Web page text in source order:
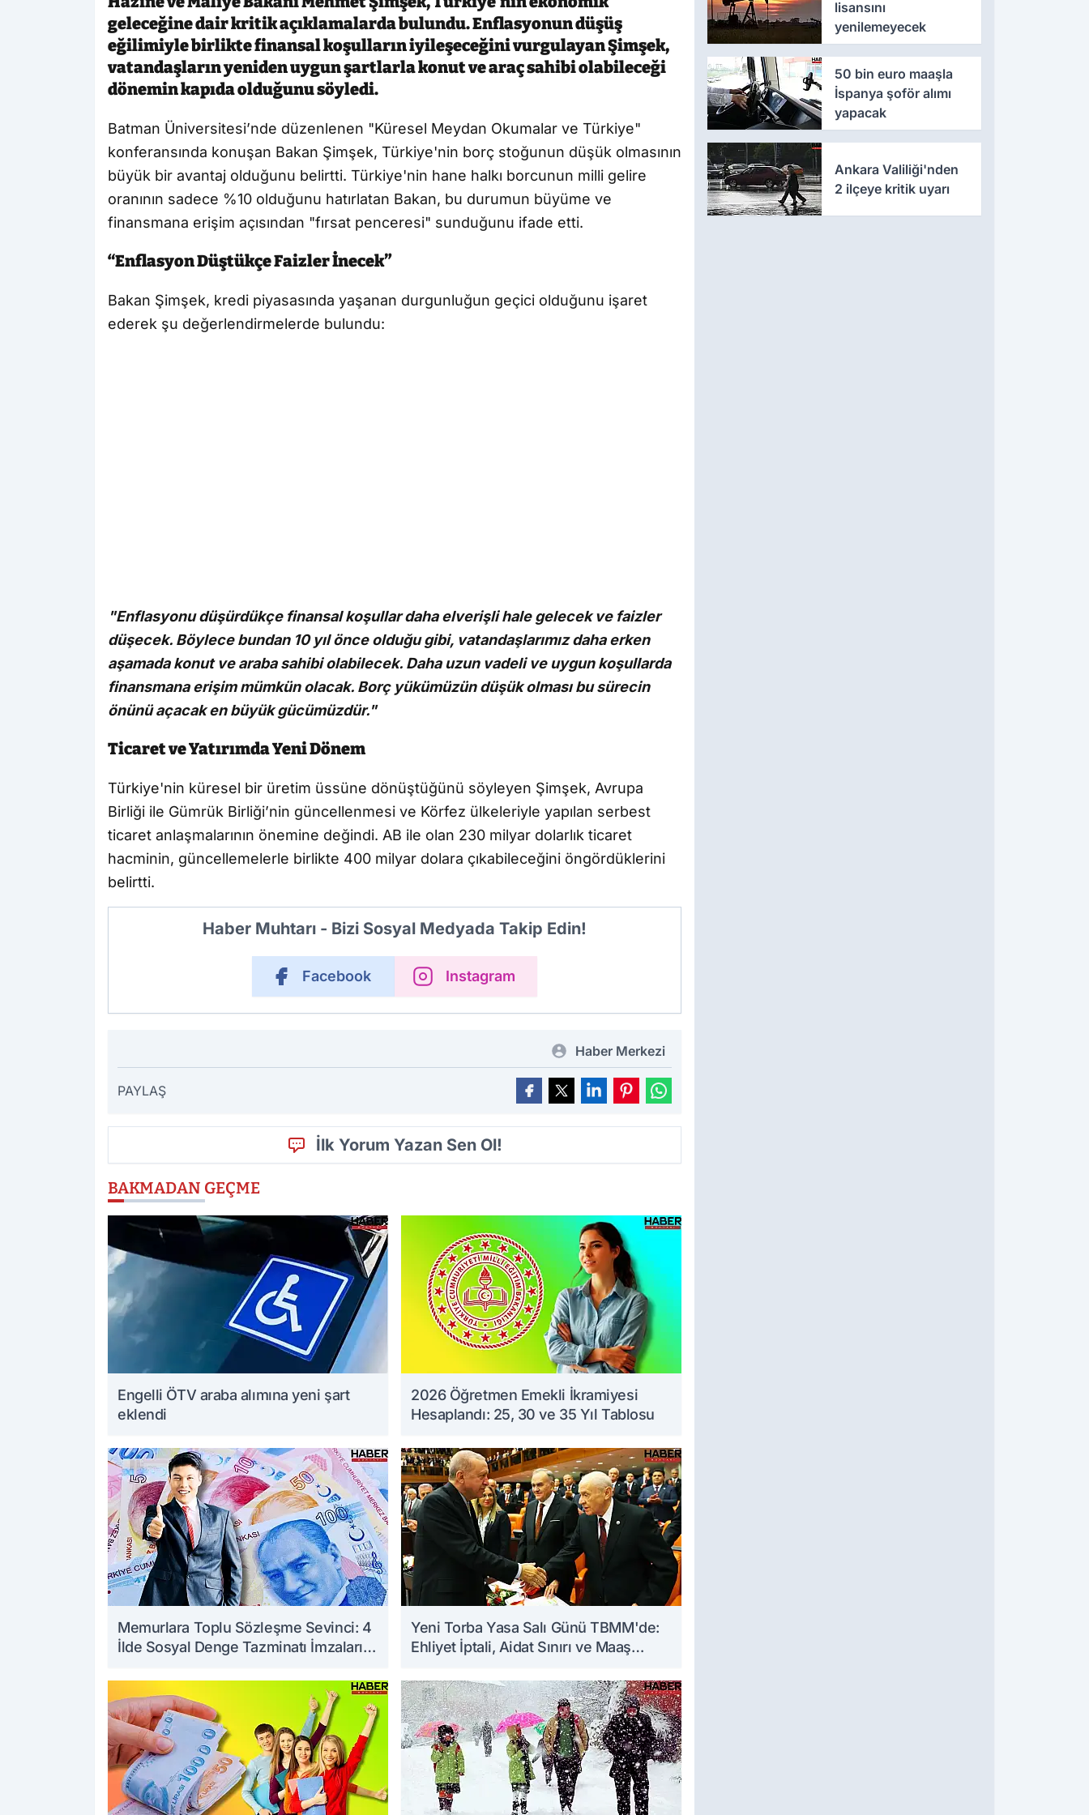
geleceğine dair kritik açıklamalarda bulundu. Enflasyonun düşüş
eğilimiyle birlikte finansal koşulların iyileşeceğini vurgulayan Şimşek,
vatandaşların yeniden uygun şartlarla konut ve araç sahibi olabileceği
dönemin kapıda olduğunu söyledi.
Batman Üniversitesi’nde düzenlenen "Küresel Meydan Okumalar ve Türkiye"
konferansında konuşan Bakan Şimşek, Türkiye'nin borç stoğunun düşük olmasının
büyük bir avantaj olduğunu belirtti. Türkiye'nin hane halkı borcunun milli gelire
oranının sadece %10 olduğunu hatırlatan Bakan, bu durumun büyüme ve
finansmana erişim açısından "fırsat penceresi" sunduğunu ifade etti.
“Enflasyon Düştükçe Faizler İnecek”
Bakan Şimşek, kredi piyasasında yaşanan durgunluğun geçici olduğunu işaret
ederek şu değerlendirmelerde bulundu:
"Enflasyonu düşürdükçe finansal koşullar daha elverişli hale gelecek ve faizler
düşecek. Böylece bundan 10 yıl önce olduğu gibi, vatandaşlarımız daha erken
aşamada konut ve araba sahibi olabilecek. Daha uzun vadeli ve uygun koşullarda
finansmana erişim mümkün olacak. Borç yükümüzün düşük olması bu sürecin
önünü açacak en büyük gücümüzdür."
Ticaret ve Yatırımda Yeni Dönem
Türkiye'nin küresel bir üretim üssüne dönüştüğünü söyleyen Şimşek, Avrupa
Birliği ile Gümrük Birliği’nin güncellenmesi ve Körfez ülkeleriyle yapılan serbest
ticaret anlaşmalarının önemine değindi. AB ile olan 230 milyar dolarlık ticaret
hacminin, güncellemelerle birlikte 400 milyar dolara çıkabileceğini öngördüklerini
belirtti.
Haber Muhtarı - Bizi Sosyal Medyada Takip Edin!
Facebook Instagram
Haber Merkezi
PAYLAŞ
İlk Yorum Yazan Sen Ol!
BAKMADAN GEÇME
Engelli ÖTV araba alımına yeni şart
eklendi
2026 Öğretmen Emekli İkramiyesi
Hesaplandı: 25, 30 ve 35 Yıl Tablosu
Memurlara Toplu Sözleşme Sevinci: 4
İlde Sosyal Denge Tazminatı İmzaları
Yeni Torba Yasa Salı Günü TBMM'de:
Ehliyet İptali, Aidat Sınırı ve Maaş
lisansını
yenilemeyecek
50 bin euro maaşla
İspanya şoför alımı
yapacak
Ankara Valiliği'nden
2 ilçeye kritik uyarı